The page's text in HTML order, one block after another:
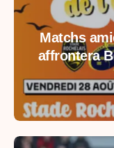
Matchs
affrontera